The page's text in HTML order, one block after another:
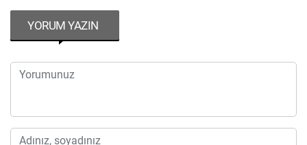
YORUM YAZIN